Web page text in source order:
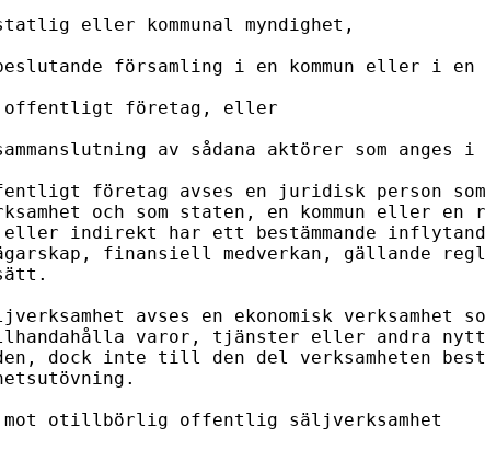
eller kommunal myndighet,
församling i en kommun eller i en
företag, eller
av sådana aktörer som anges
företag avses en juridisk person
och som staten, en kommun eller en
indirekt har ett bestämmande
ägarskap, finansiell medverkan, gällande
avses en ekonomisk verksamhet
varor, tjänster eller andra
dock inte till den del verksamheten
mot otillbörlig offentlig säljverksamhet